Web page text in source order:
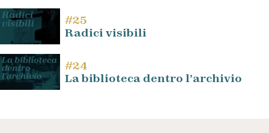
#25
Radici visibili
#24
La biblioteca dentro l’archivio